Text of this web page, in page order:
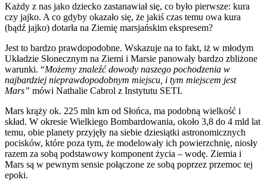
Każdy z nas jako dziecko zastanawiał się, co było pierwsze: kura
czy jajko. A co gdyby okazało się, że jakiś czas temu owa kura
(bądź jajko) dotarła na Ziemię marsjańskim ekspresem?
Jest to bardzo prawdopodobne. Wskazuje na to fakt, iż w młodym
Układzie Słonecznym na Ziemi i Marsie panowały bardzo zbliżone
warunki. “Możemy znaleźć dowody naszego pochodzenia w
najbardziej nieprawdopodobnym miejscu, i tym miejscem jest
Mars” mówi Nathalie Cabrol z Instytutu SETI.
Mars krąży ok. 225 mln km od Słońca, ma podobną wielkość i
skład. W okresie Wielkiego Bombardowania, około 3,8 do 4 mld lat
temu, obie planety przyjęły na siebie dziesiątki astronomicznych
pocisków, które poza tym, że modelowały ich powierzchnię, niosły
razem za sobą podstawowy komponent życia – wodę. Ziemia i
Mars są w pewnym sensie połączone ze sobą poprzez przemoc tej
epoki.